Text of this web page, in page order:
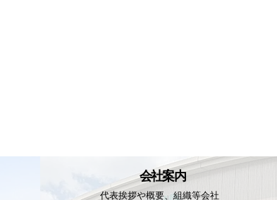
会社案内
代表挨拶や概要、組織等会社